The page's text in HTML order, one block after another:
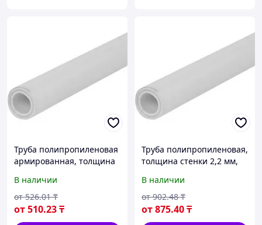
Труба полипропиленовая
армированная, толщина
мм, длина 2000 мм
В наличии
от510.23₸
от 526.01 ₸
Труба полипропиленовая,
толщина стенки 2,2 мм,
1000 мм
В наличии
от875.40₸
от 902.48 ₸